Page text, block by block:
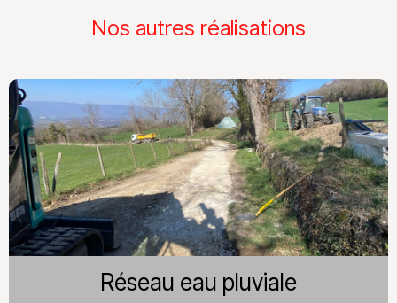
Nos autres réalisations
Réseau eau pluviale